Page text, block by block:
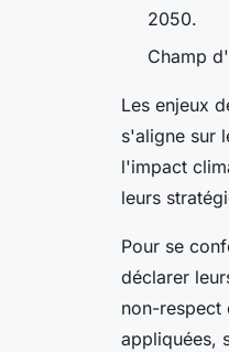
2050.
Champ
Les enjeux
s'aligne sur
l'impact
leurs
Pour se
déclarer
non-respect
appliquées,